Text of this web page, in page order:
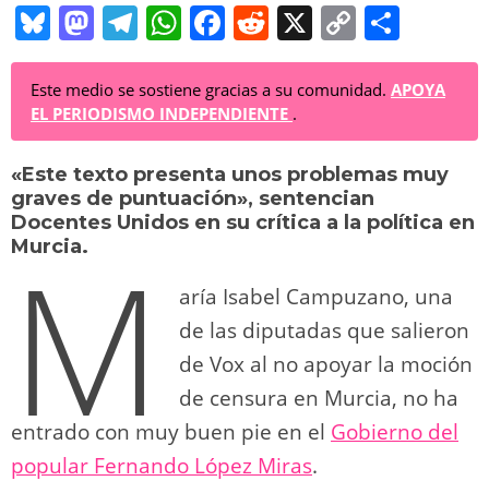
Bl
u
e
sk
y
M
a
st
o
d
o
T
el
e
gr
a
m
W
h
at
s
A
p
F
a
c
e
b
o
k
R
e
d
di
t
X
C
o
p
y
Li
n
o
m
p
ar
tir
Este medio se sostiene gracias a su comunidad. APOYA
EL PERIODISMO INDEPENDIENTE .
«Este texto presenta unos problemas muy
graves de puntuación», sentencian
Docentes Unidos en su crítica a la política en
Murcia.
M
aría Isabel Campuzano, una
de las diputadas que salieron
de Vox al no apoyar la moción
de censura en Murcia, no ha
entrado con muy buen pie en el Gobierno del
popular Fernando López Miras.